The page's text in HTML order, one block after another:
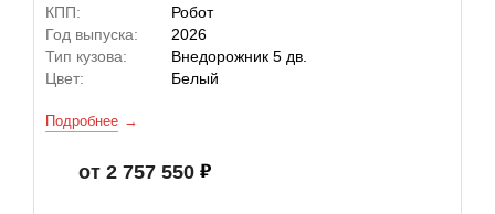
КПП:
Робот
Год выпуска:
2026
Тип кузова:
Внедорожник 5 дв.
Цвет:
Белый
Подробнее
от 2 757 550